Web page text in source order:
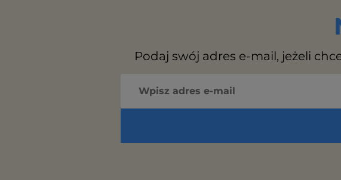
Podaj swój adres e-mail, jeżeli